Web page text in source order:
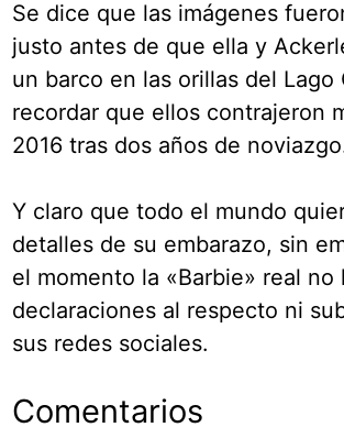
Se dice que las imágenes
justo antes de que ella y
un barco en las orillas del Lago
recordar que ellos contrajeron
2016 tras dos años de
Y claro que todo el mundo
detalles de su embarazo, sin
el momento la «Barbie» real no
declaraciones al respecto ni
sus redes sociales.
Comentarios